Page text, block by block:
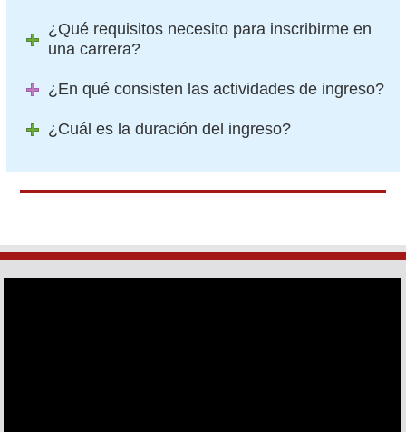
¿Qué requisitos necesito para inscribirme en
una carrera?
¿En qué consisten las actividades de ingreso?
¿Cuál es la duración del ingreso?